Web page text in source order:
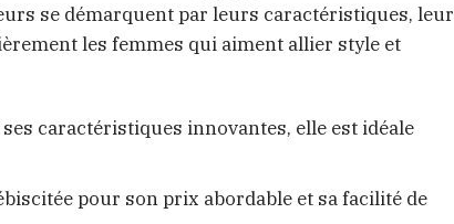
se démarquent par leurs caractéristiques, leur
les femmes qui aiment allier style et
caractéristiques innovantes, elle est idéale
pour son prix abordable et sa facilité de